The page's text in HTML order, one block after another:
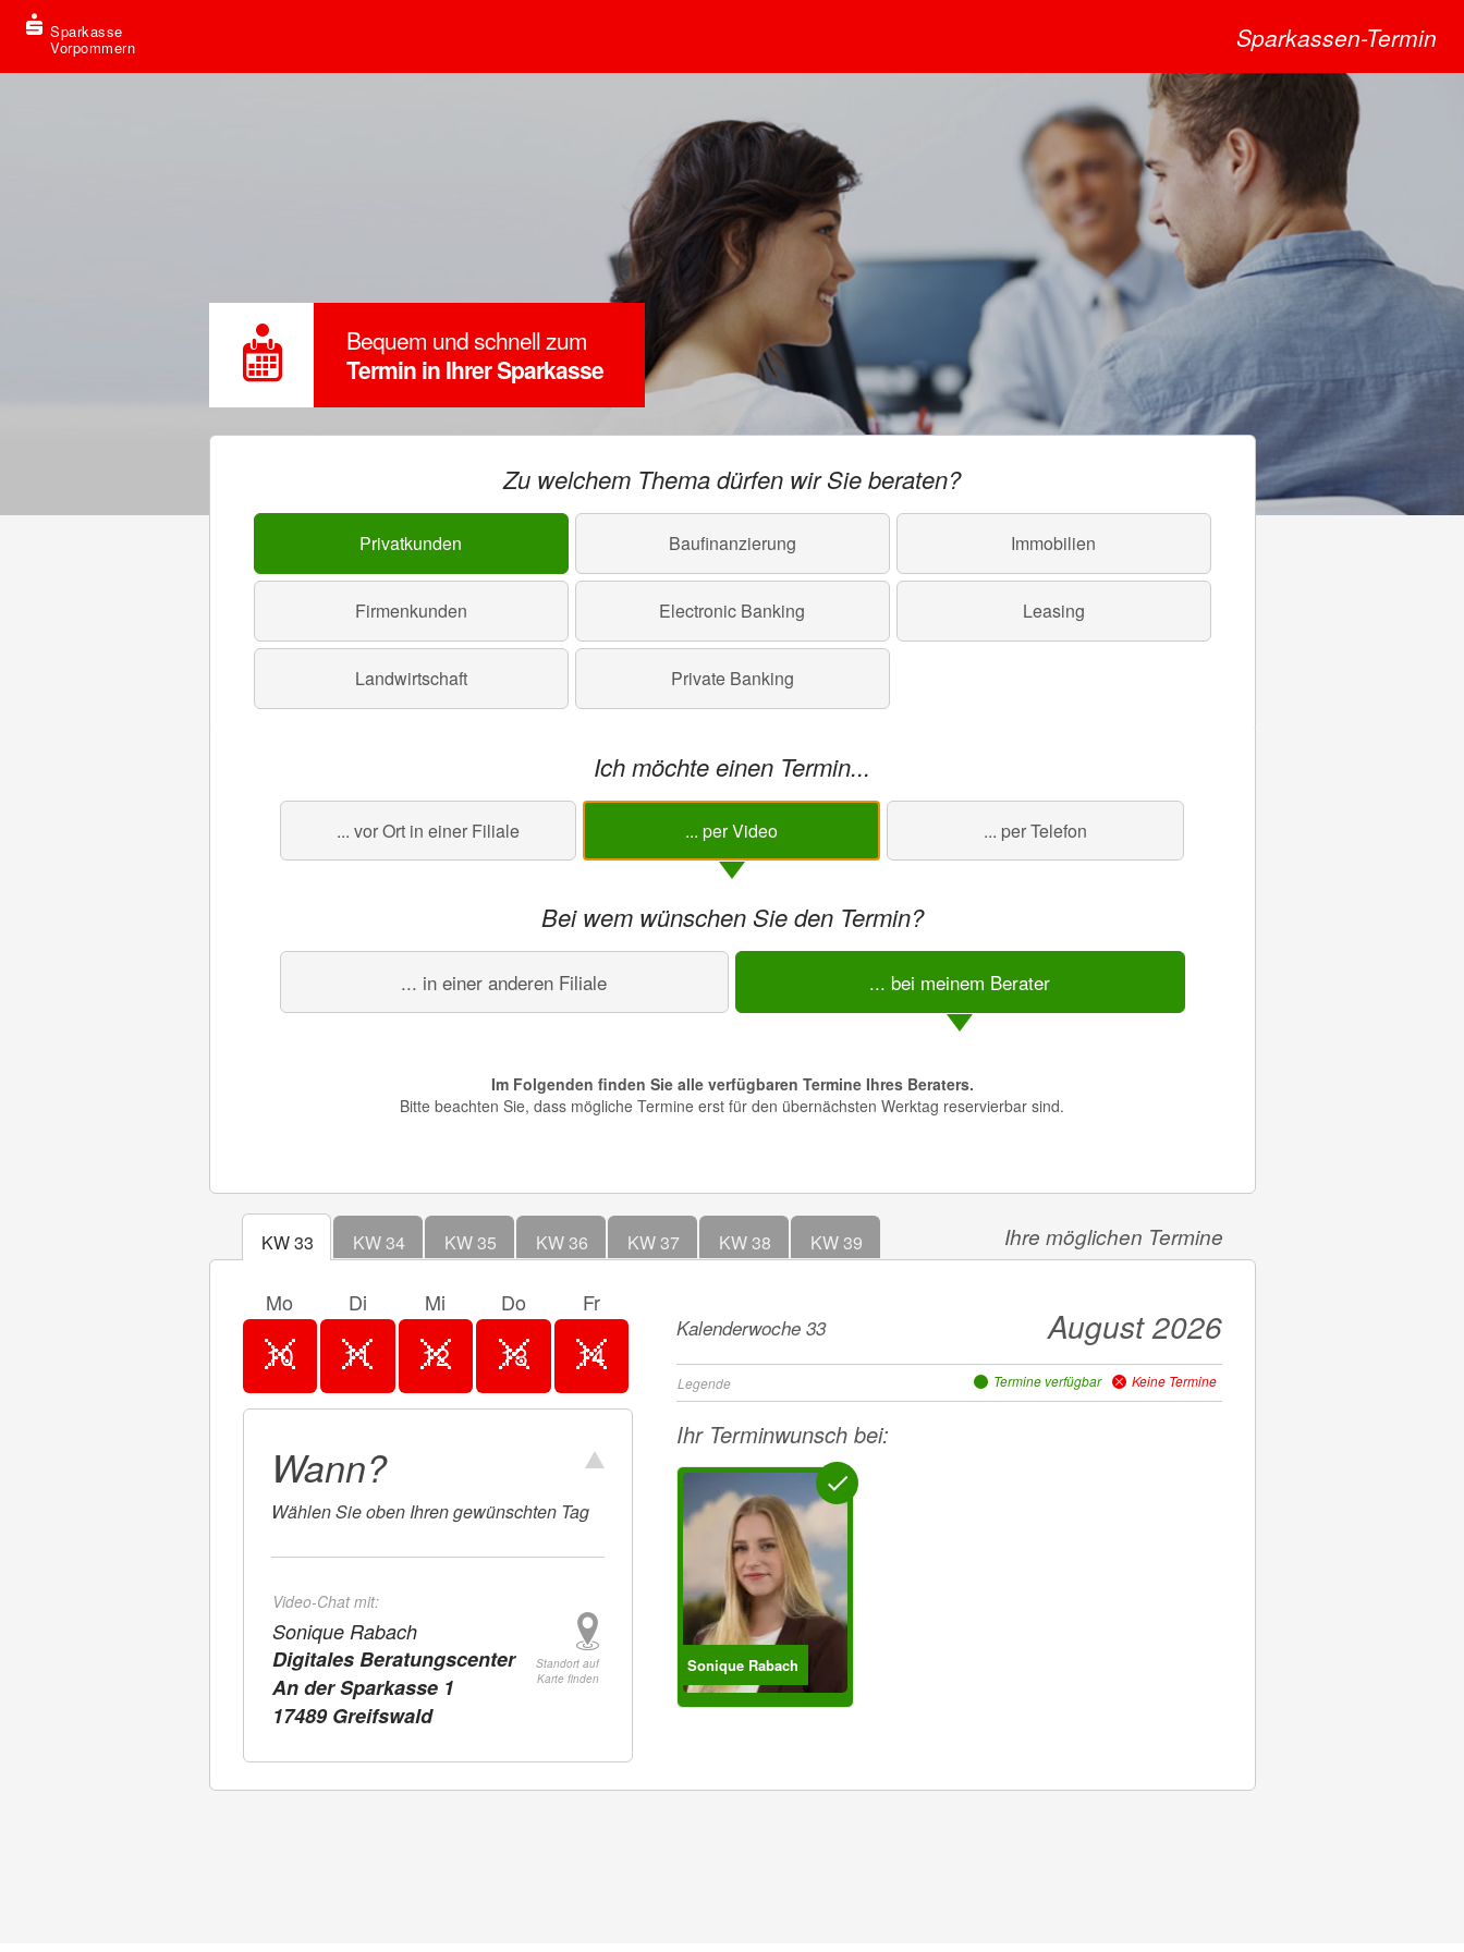
Sparkasse
Vorpommern Sparkassen-Termin
Bequem und schnell zum
Termin in Ihrer Sparkasse
Zu welchem Thema dürfen wir Sie beraten?
Privatkunden Baufinanzierung Immobilien
Firmenkunden Electronic Banking Leasing
Landwirtschaft Private Banking
Ich möchte einen Termin...
... vor Ort in einer Filiale ... per Video ... per Telefon
Bei wem wünschen Sie den Termin?
... in einer anderen Filiale ... bei meinem Berater
Im Folgenden finden Sie alle verfügbaren Termine Ihres Beraters.
Bitte beachten Sie, dass mögliche Termine erst für den übernächsten Werktag reservierbar sind.
Ihre möglichen Termine
KW 33 KW 34 KW 35 KW 36 KW 37 KW 38 KW 39
Kalenderwoche 33 August 2026
Legende Termine verfügbar Keine Termine
Mo
10
Di
11
Mi
12
Do
13
Fr
14
Wann?
Wählen Sie oben Ihren gewünschten Tag
Video-Chat mit:
Sonique Rabach
Digitales Beratungscenter
An der Sparkasse 1
17489 Greifswald
Standort auf
Karte finden
Ihr Terminwunsch bei:
Sonique Rabach